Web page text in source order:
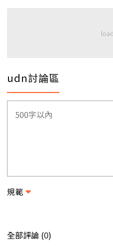
udn討論區
規範
全部評論 (0)